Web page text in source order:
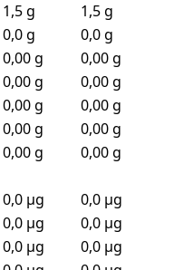
1,5 g
1,5 g
0,0 g
0,0 g
0,00 g
0,00 g
0,00 g
0,00 g
0,00 g
0,00 g
0,00 g
0,00 g
0,00 g
0,00 g
0,0 µg
0,0 µg
0,0 µg
0,0 µg
0,0 µg
0,0 µg